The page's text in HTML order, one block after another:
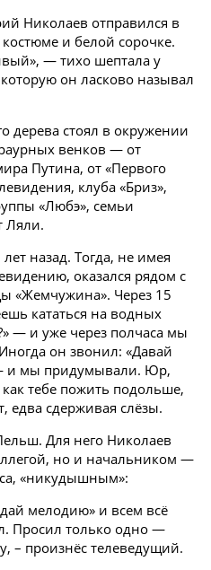
Николаев отправился в
и белой сорочке.
— тихо шептала у
он ласково называл
дерева стоял в окружении
венков — от
Путина, от «Первого
клуба «Бриз»,
«Любэ», семьи
Ляли.
назад. Тогда, не имея
оказался рядом с
«Жемчужина». Через 15
кататься на водных
— и уже через полчаса мы
он звонил: «Давай
и мы придумывали. Юр,
тебе пожить подольше,
едва сдерживая слёзы.
Для него Николаев
но и начальником —
«никудышным»:
мелодию» и всем всё
Просил только одно —
– произнёс телеведущий.